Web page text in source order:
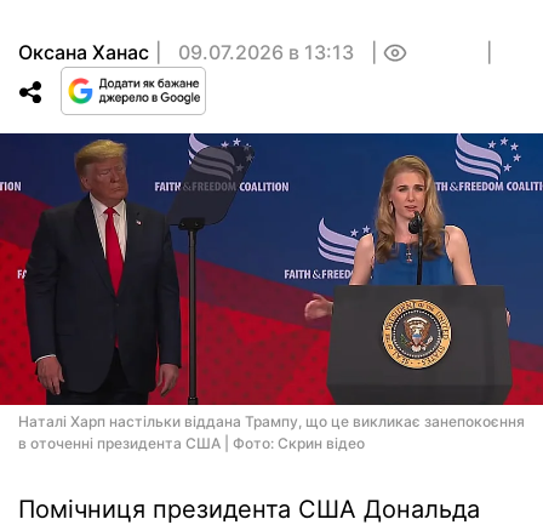
Оксана Ханас 09.07.2026 в 13:13
Наталі Харп настільки віддана Трампу, що це викликає занепокоєння
в оточенні президента США | Фото: Скрин відео
Помічниця президента США Дональда